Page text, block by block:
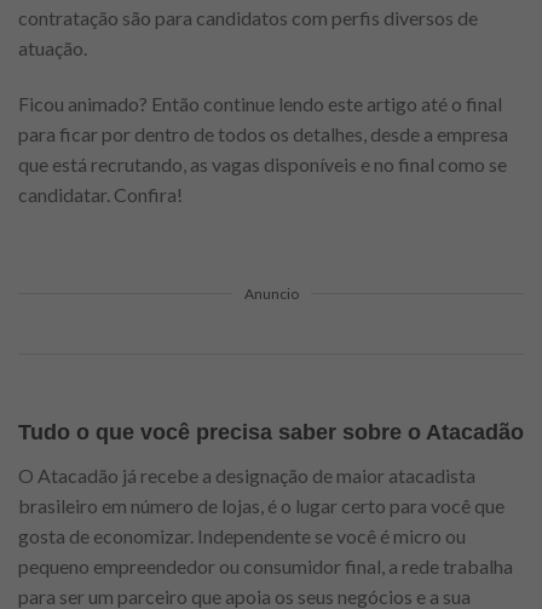
contratação são para candidatos com perfis diversos de
atuação.
Ficou animado? Então continue lendo este artigo até o final
para ficar por dentro de todos os detalhes, desde a empresa
que está recrutando, as vagas disponíveis e no final como se
candidatar. Confira!
Anuncio
Tudo o que você precisa saber sobre o Atacadão
O Atacadão já recebe a designação de maior atacadista
brasileiro em número de lojas, é o lugar certo para você que
gosta de economizar. Independente se você é micro ou
pequeno empreendedor ou consumidor final, a rede trabalha
para ser um parceiro que apoia os seus negócios e a sua